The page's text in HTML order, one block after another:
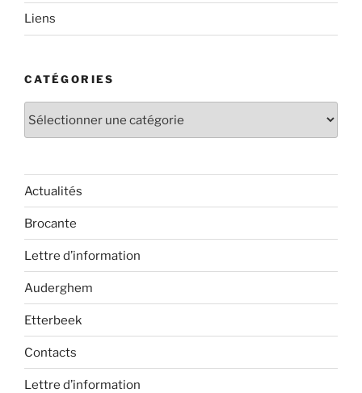
Liens
CATÉGORIES
Actualités
Brocante
Lettre d’information
Auderghem
Etterbeek
Contacts
Lettre d’information